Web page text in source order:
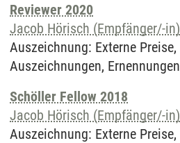
Reviewer 2020
Jacob Hörisch (Empfänger/-in)
Auszeichnung: Externe
Auszeichnungen, Ernennungen
Schöller Fellow 2018
Jacob Hörisch (Empfänger/-in)
Auszeichnung: Externe